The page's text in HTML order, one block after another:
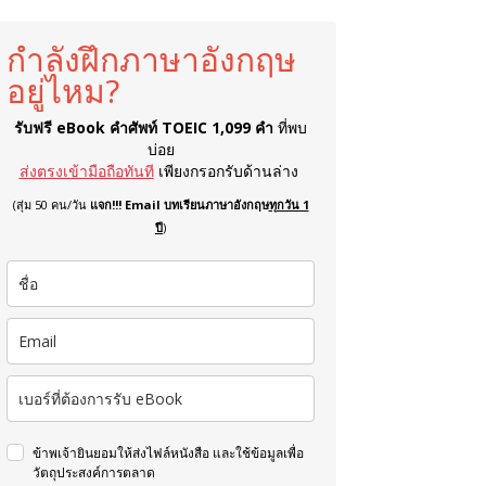
กำลังฝึกภาษาอังกฤษ
อยู่ไหม?
รับฟรี eBook คำศัพท์ TOEIC 1,099 คำ ที่พบ
บ่อย
ส่งตรงเข้ามือถือทันที เพียงกรอกรับด้านล่าง
(สุ่ม 50 คน/วัน แจก!!! Email บทเรียนภาษาอังกฤษทุกวัน 1
ปี)
ข้าพเจ้ายินยอมให้ส่งไฟล์หนังสือ และใช้ข้อมูลเพื่อ
วัตถุประสงค์การตลาด